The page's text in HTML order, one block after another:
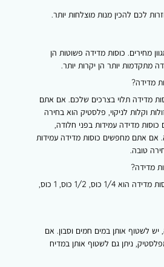
לכם להכין מנות מוצלחות יותר.
מחירים. כוסות מדידה פשוטות הן
מתקדמות יותר הן יקרות יותר.
מדידה?
מדידה תלוי בצרכים שלכם. אם אתם
וקלות לניקוי, פלסטיק הוא בחירה
מדידה עמידות בפני חלודה,
אם אתם מחפשים כוסות מדידה עמידות
טובה.
מדידה?
הגודל הנפוץ ביותר לכוסות מדידה הוא 1/4 כוס, 1/2 כוס, 1 כוס,
יש לשטוף אותן במים חמים וסבון. אם
ניתן גם לשטוף אותן במדיח